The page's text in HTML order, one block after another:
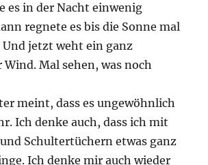
es in der Nacht einwenig
regnete es bis die Sonne mal
Und jetzt weht ein ganz
Mal sehen, was noch
meint, dass es ungewöhnlich
Ich denke auch, dass ich mit
Schultertüchern etwas ganz
Ich denke mir auch wieder